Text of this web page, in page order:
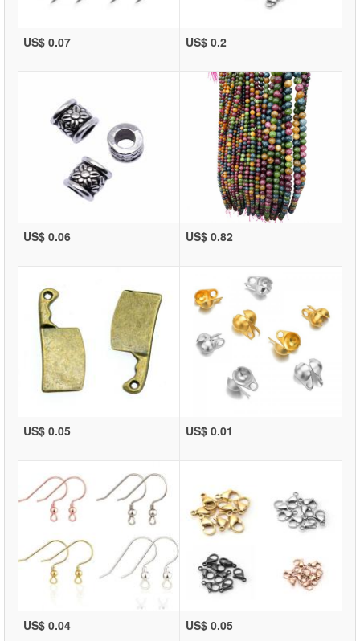
US$ 0.07 US$ 0.2
US$ 0.06 US$ 0.82
US$ 0.05 US$ 0.01
US$ 0.04 US$ 0.05